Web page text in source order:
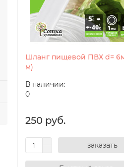
Шланг пищевой ПВХ d=
м)
В наличии:
0
250 руб.
заказать